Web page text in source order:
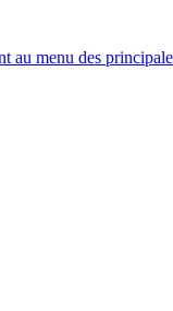
au menu des